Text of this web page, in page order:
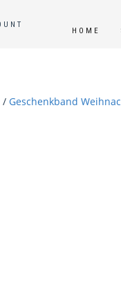
HOME
/ Geschenkband